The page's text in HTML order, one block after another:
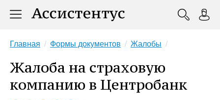
Главная Формы документов Жалобы
Жалоба на страховую
компанию в Центробанк